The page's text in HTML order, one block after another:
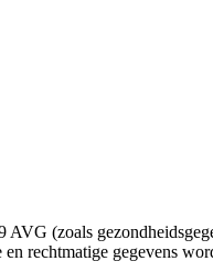
(zoals
rechtmatige gegevens